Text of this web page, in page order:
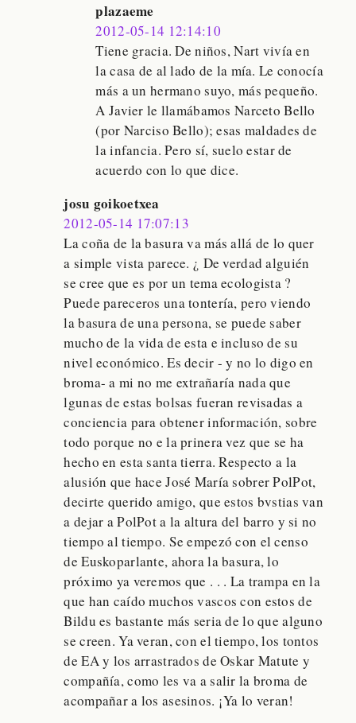
plazaeme
2012-05-14 12:14:10
Tiene gracia. De niños, Nart vivía en
la casa de al lado de la mía. Le conocía
más a un hermano suyo, más pequeño.
A Javier le llamábamos Narceto Bello
(por Narciso Bello); esas maldades de
la infancia. Pero sí, suelo estar de
acuerdo con lo que dice.
josu goikoetxea
2012-05-14 17:07:13
La coña de la basura va más allá de lo quer
a simple vista parece. ¿ De verdad alguién
se cree que es por un tema ecologista ?
Puede pareceros una tontería, pero viendo
la basura de una persona, se puede saber
mucho de la vida de esta e incluso de su
nivel económico. Es decir - y no lo digo en
broma- a mi no me extrañaría nada que
lgunas de estas bolsas fueran revisadas a
conciencia para obtener información, sobre
todo porque no e la prinera vez que se ha
hecho en esta santa tierra. Respecto a la
alusión que hace José María sobrer PolPot,
decirte querido amigo, que estos bvstias van
a dejar a PolPot a la altura del barro y si no
tiempo al tiempo. Se empezó con el censo
de Euskoparlante, ahora la basura, lo
próximo ya veremos que . . . La trampa en la
que han caído muchos vascos con estos de
Bildu es bastante más seria de lo que alguno
se creen. Ya veran, con el tiempo, los tontos
de EA y los arrastrados de Oskar Matute y
compañía, como les va a salir la broma de
acompañar a los asesinos. ¡Ya lo veran!